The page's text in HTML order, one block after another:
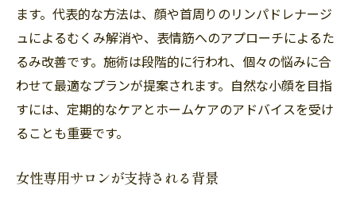
ます。代表的な方法は、顔や首周りのリンパドレナージ
ュによるむくみ解消や、表情筋へのアプローチによるた
るみ改善です。施術は段階的に行われ、個々の悩みに合
わせて最適なプランが提案されます。自然な小顔を目指
すには、定期的なケアとホームケアのアドバイスを受け
ることも重要です。
女性専用サロンが支持される背景